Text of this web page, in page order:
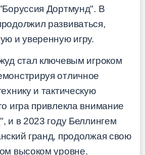
Дортмунд". В
развиваться,
и уверенную игру.
стал ключевым игроком
отличное
и тактическую
игра привлекла внимание
и в 2023 году Беллингем
гранд, продолжая свою
высоком уровне.